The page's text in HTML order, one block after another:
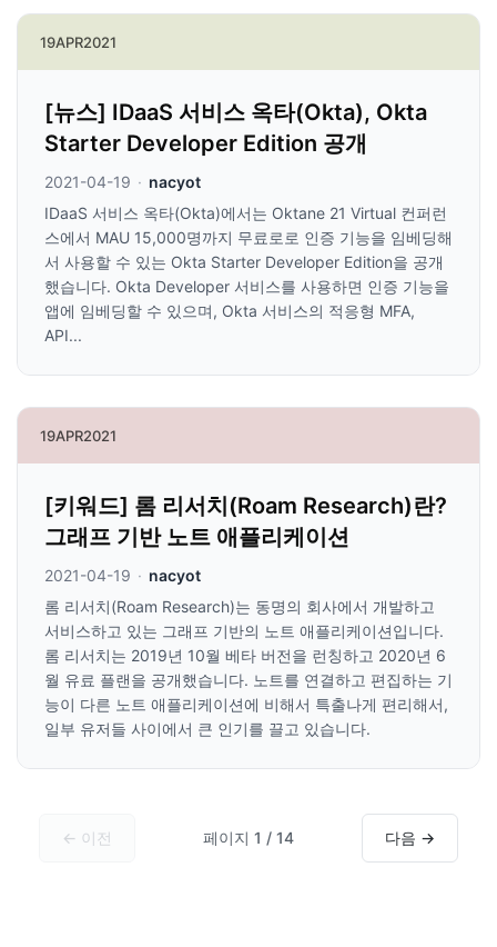
19APR2021
[뉴스] IDaaS 서비스 옥타(Okta), Okta
Starter Developer Edition 공개
2021-04-19 · nacyot
IDaaS 서비스 옥타(Okta)에서는 Oktane 21 Virtual 컨퍼런
스에서 MAU 15,000명까지 무료로로 인증 기능을 임베딩해
서 사용할 수 있는 Okta Starter Developer Edition을 공개
했습니다. Okta Developer 서비스를 사용하면 인증 기능을
앱에 임베딩할 수 있으며, Okta 서비스의 적응형 MFA,
API...
19APR2021
[키워드] 롬 리서치(Roam Research)란?
그래프 기반 노트 애플리케이션
2021-04-19 · nacyot
롬 리서치(Roam Research)는 동명의 회사에서 개발하고
서비스하고 있는 그래프 기반의 노트 애플리케이션입니다.
롬 리서치는 2019년 10월 베타 버전을 런칭하고 2020년 6
월 유료 플랜을 공개했습니다. 노트를 연결하고 편집하는 기
능이 다른 노트 애플리케이션에 비해서 특출나게 편리해서,
일부 유저들 사이에서 큰 인기를 끌고 있습니다.
← 이전 페이지 1 / 14 다음 →